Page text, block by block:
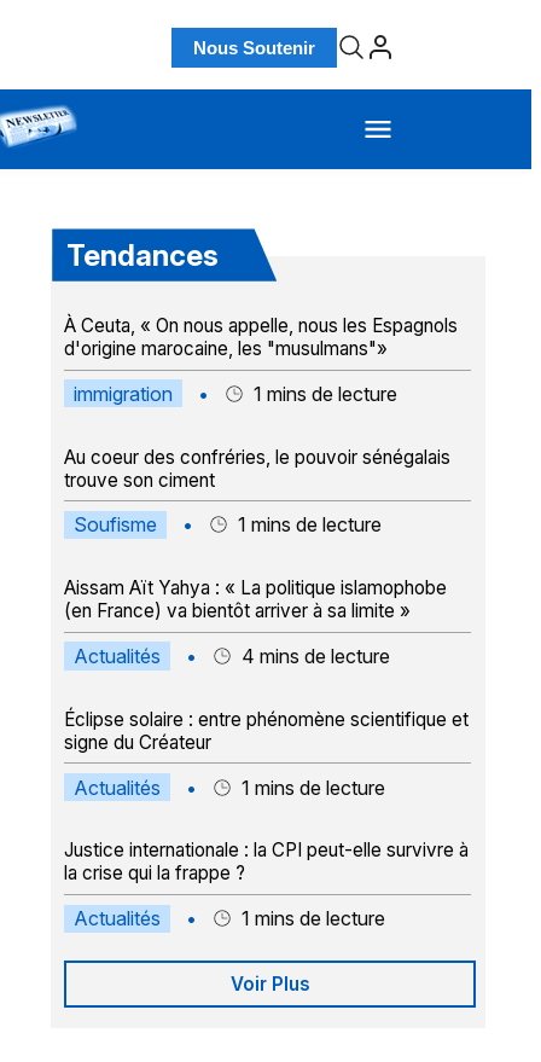
Nous Soutenir
Tendances
À Ceuta, « On nous appelle, nous les Espagnols
d'origine marocaine, les "musulmans"»
immigration • 1 mins de lecture
Au coeur des confréries, le pouvoir sénégalais
trouve son ciment
Soufisme • 1 mins de lecture
Aissam Aït Yahya : « La politique islamophobe
(en France) va bientôt arriver à sa limite »
Actualités • 4 mins de lecture
Éclipse solaire : entre phénomène scientifique et
signe du Créateur
Actualités • 1 mins de lecture
Justice internationale : la CPI peut-elle survivre à
la crise qui la frappe ?
Actualités • 1 mins de lecture
Voir Plus